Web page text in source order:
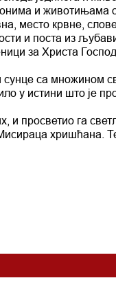
и животињама
место крвне,
и поста из
за Христа
са множином
у истини што је
и просветио га
хришћана.